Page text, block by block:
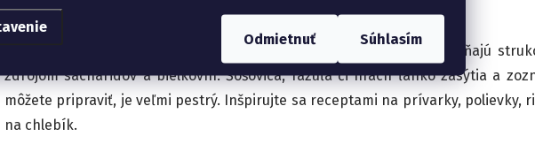
Odmietnuť Súhlasím
C) Strukoviny
Top trojicu potravín, na ktoré by sme v zime nemali zabúdať, dopĺňajú
zdrojom sacharidov a bielkovín. Šošovica, fazuľa či hrach ľahko zasýtia a
môžete pripraviť, je veľmi pestrý. Inšpirujte sa receptami na prívarky, polievky,
na chlebík.